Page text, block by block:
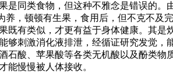
是同类食物，但这种不雅念是错误的
，顿顿有生果，食用后，但不克不
有类似，才更有益于身体健康。其
够刺激消化液排泄，经循证研究发觉
酸、苹果酸等各类无机酸以及酚类
能慢慢被人体接收。